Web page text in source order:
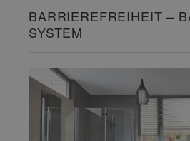
BARRIEREFREIHEIT –
SYSTEM